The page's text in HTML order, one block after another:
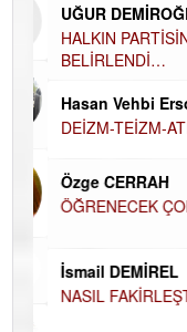
UĞUR
HALKIN
BELİRLENDİ…
Hasan Vehbi Ersoy
DEİZM-TEİZM-
Özge CERRAH
ÖĞRENECEK
İsmail DEMİREL
NASIL